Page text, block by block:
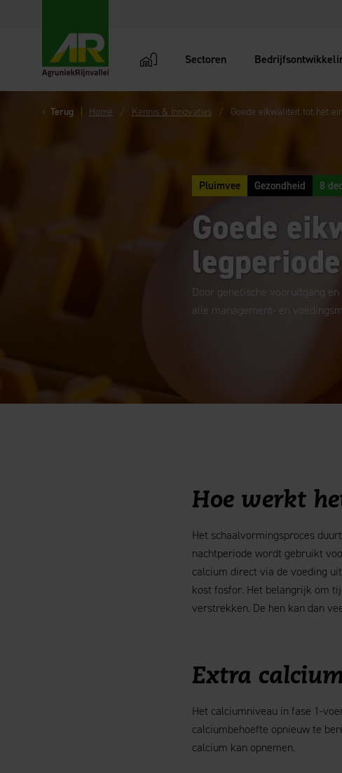
Sectoren
Terug Home Kennis & innovaties Goede eikwaliteit tot het
Pluimvee Gezondheid 8
Goede
legperiode
Door genetische vooruitgang
alle management- en
Hoe werkt
Het schaalvormingsproces
nachtperiode wordt gebruikt
calcium direct via de voeding
kost fosfor. Het belangrijk om
verstrekken. De hen kan dan
Extra
Het calciumniveau in fase 1-
calciumbehoefte opnieuw te
calcium kan opnemen.